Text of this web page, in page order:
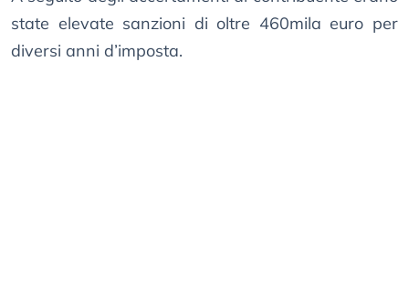
state elevate sanzioni di oltre 460mila euro per
diversi anni d’imposta.